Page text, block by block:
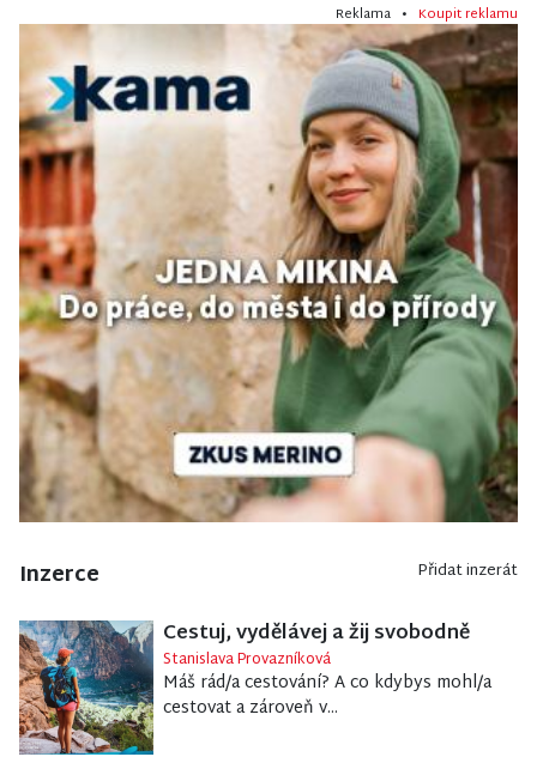
Reklama • Koupit reklamu
Inzerce Přidat inzerát
Cestuj, vydělávej a žij svobodně
Stanislava Provazníková
Máš rád/a cestování? A co kdybys mohl/a
cestovat a zároveň v...